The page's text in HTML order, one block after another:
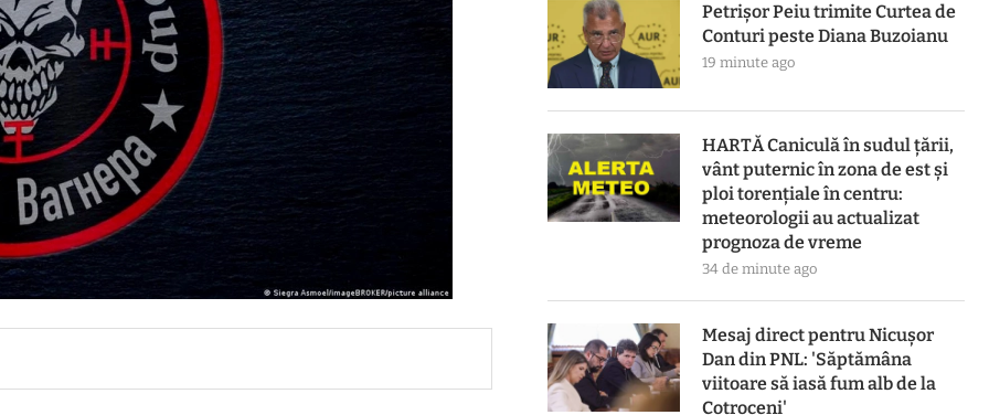
Petrișor Peiu trimite Curtea de
Conturi peste Diana Buzoianu
19 minute ago
HARTĂ Caniculă în sudul țării,
vânt puternic în zona de est și
ploi torențiale în centru:
meteorologii au actualizat
prognoza de vreme
34 de minute ago
Mesaj direct pentru Nicușor
Dan din PNL: 'Săptămâna
viitoare să iasă fum alb de la
Cotroceni'